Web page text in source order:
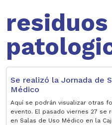
residuos
Se realizó la Jornada de
Médico
Aquí se podrán visualizar otras
evento. El pasado viernes 27 se
en Salas de Uso Médico en la